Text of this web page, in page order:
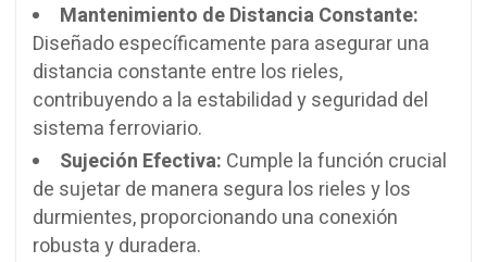
Mantenimiento de Distancia Constante:
Diseñado específicamente para asegurar una
distancia constante entre los rieles,
contribuyendo a la estabilidad y seguridad del
sistema ferroviario.
Sujeción Efectiva: Cumple la función crucial
de sujetar de manera segura los rieles y los
durmientes, proporcionando una conexión
robusta y duradera.